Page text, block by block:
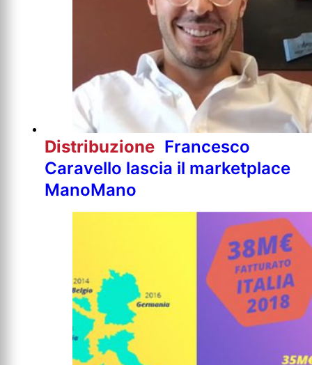
Distribuzione Francesco
Caravello lascia il marketplace
ManoMano